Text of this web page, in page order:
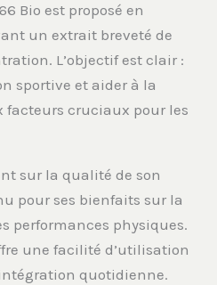
Bio est proposé en
un extrait breveté de
L’objectif est clair :
sportive et aider à la
facteurs cruciaux pour les
sur la qualité de son
pour ses bienfaits sur la
performances physiques.
une facilité d’utilisation
quotidienne.